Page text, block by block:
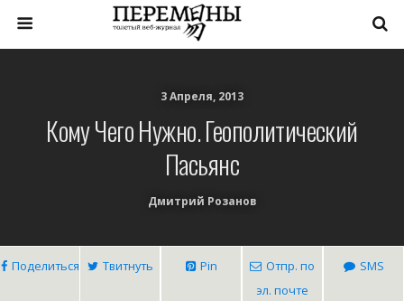
3 Апреля, 2013
Кому Чего Нужно. Геополитический
Пасьянс
Дмитрий Розанов
Поделиться Твитнуть Pin
Отпр. по
эл. почте
SMS